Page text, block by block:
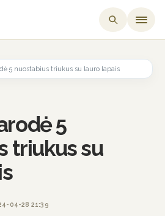
5 nuostabius triukus su lauro lapais
5
triukus su
04-28 21:39